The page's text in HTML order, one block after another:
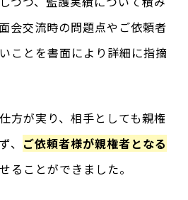
会交流時の問題点やご依頼者
ことを書面により詳細に指摘
方が実り、相手としても親権
、 ご依頼者様が親権者となる
ることができました。